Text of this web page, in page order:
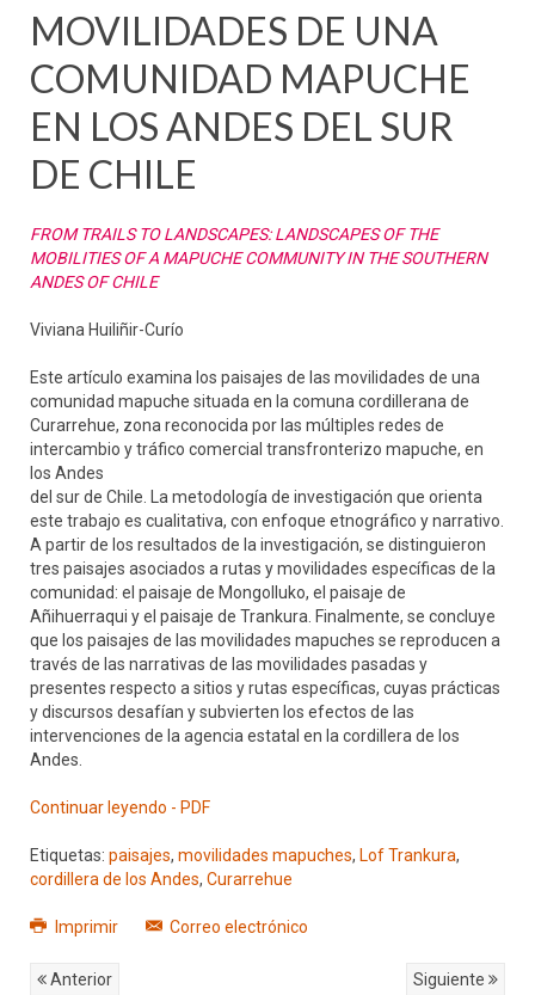
MOVILIDADES DE UNA
COMUNIDAD MAPUCHE
EN LOS ANDES DEL SUR
DE CHILE
FROM TRAILS TO LANDSCAPES: LANDSCAPES OF THE
MOBILITIES OF A MAPUCHE COMMUNITY IN THE SOUTHERN
ANDES OF CHILE
Viviana Huiliñir-Curío
Este artículo examina los paisajes de las movilidades de una
comunidad mapuche situada en la comuna cordillerana de
Curarrehue, zona reconocida por las múltiples redes de
intercambio y tráfico comercial transfronterizo mapuche, en
los Andes
del sur de Chile. La metodología de investigación que orienta
este trabajo es cualitativa, con enfoque etnográfico y narrativo.
A partir de los resultados de la investigación, se distinguieron
tres paisajes asociados a rutas y movilidades específicas de la
comunidad: el paisaje de Mongolluko, el paisaje de
Añihuerraqui y el paisaje de Trankura. Finalmente, se concluye
que los paisajes de las movilidades mapuches se reproducen a
través de las narrativas de las movilidades pasadas y
presentes respecto a sitios y rutas específicas, cuyas prácticas
y discursos desafían y subvierten los efectos de las
intervenciones de la agencia estatal en la cordillera de los
Andes.
Continuar leyendo - PDF
Etiquetas: paisajes, movilidades mapuches, Lof Trankura,
cordillera de los Andes, Curarrehue
Imprimir Correo electrónico
Anterior Siguiente